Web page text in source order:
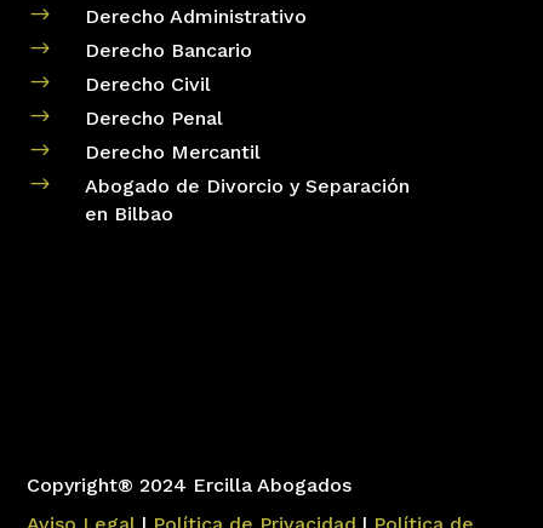
$ Derecho Administrativo
$ Derecho Bancario
$ Derecho Civil
$ Derecho Penal
$ Derecho Mercantil
$
Abogado de Divorcio y Separación
en Bilbao
Copyright® 2024 Ercilla Abogados